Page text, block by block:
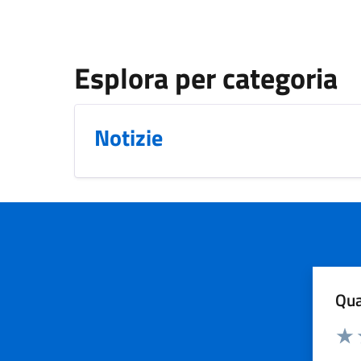
Esplora per categoria
Notizie